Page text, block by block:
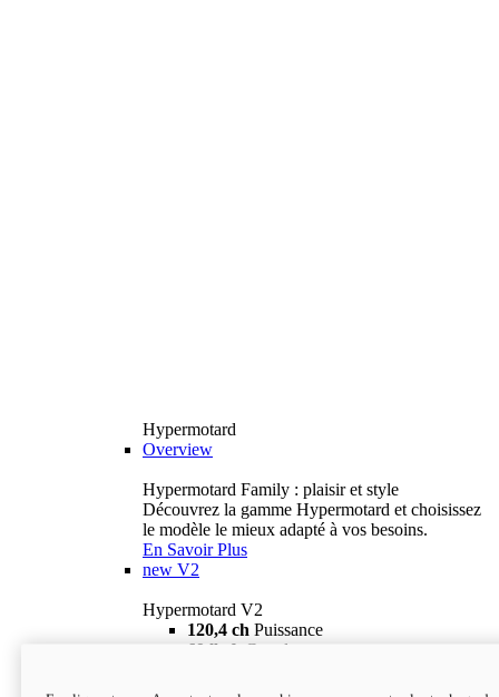
Hypermotard
Overview
Hypermotard Family : plaisir et style
Découvrez la gamme Hypermotard et choisissez
le modèle le mieux adapté à vos besoins.
En Savoir Plus
new V2
Hypermotard V2
120,4 ch Puissance
69 lb-ft
Couple
18 895 $